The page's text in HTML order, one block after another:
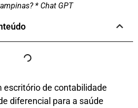
* Chat GPT
escritório de contabilidade
diferencial para a saúde